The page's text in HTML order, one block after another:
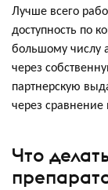
Лучше всего
доступность по
большому числу
через
партнерскую
через сравнение
Что